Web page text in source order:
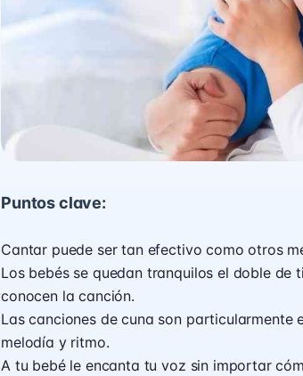
Puntos clave:
Cantar puede ser tan efectivo como otros
Los bebés se quedan tranquilos el doble de
conocen la canción.
Las canciones de cuna son
melodía y ritmo.
A tu bebé le encanta tu voz sin importar